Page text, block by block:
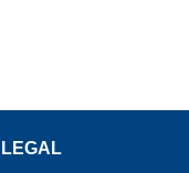
LEGAL